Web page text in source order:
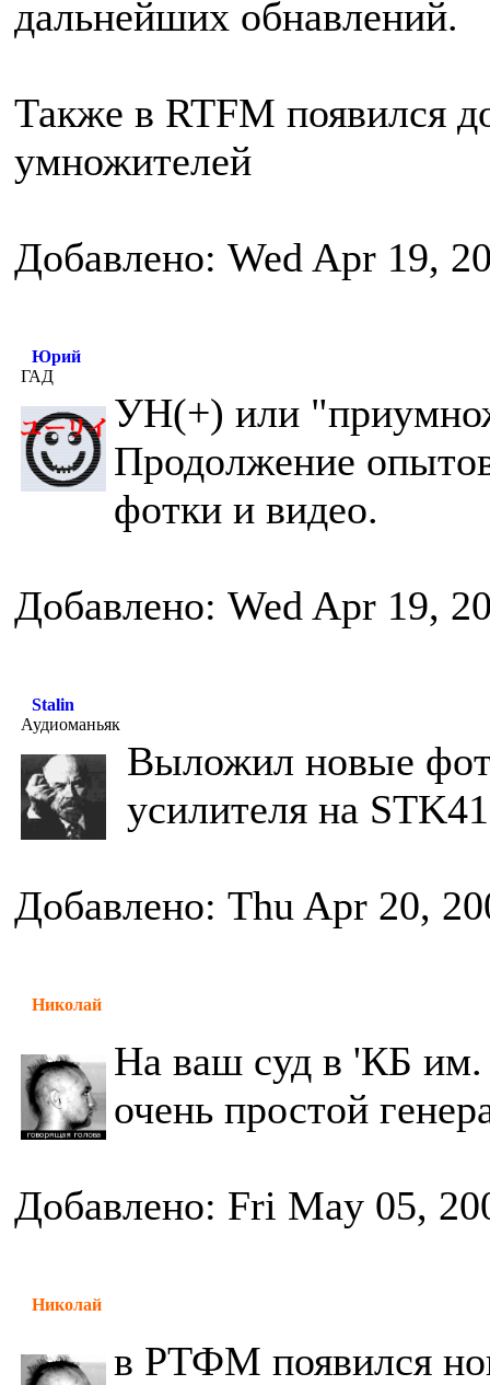
дальнейших обнавлений.
Также в RTFM появился
умножителей
Добавлено: Wed Apr 19,
Юрий
ГАД
УН(+) или
Продолжение
фотки и видео.
Добавлено: Wed Apr 19,
Stalin
Аудиоманьяк
Выложил новые
усилителя на
Добавлено: Thu Apr 20,
Николай
На ваш суд в 'КБ
очень простой
Добавлено: Fri May 05,
Николай
в РТФМ появился